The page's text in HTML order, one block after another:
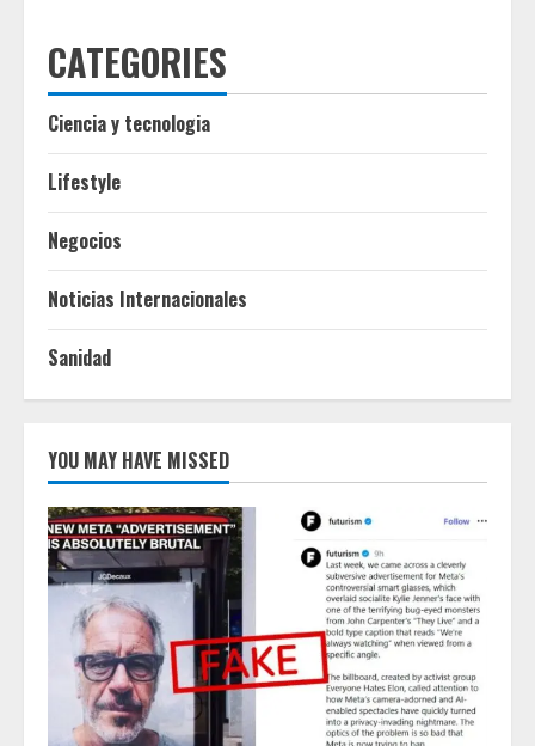
CATEGORIES
Ciencia y tecnologia
Lifestyle
Negocios
Noticias Internacionales
Sanidad
YOU MAY HAVE MISSED